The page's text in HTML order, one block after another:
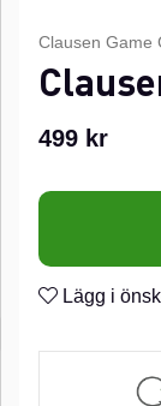
Clausen Game
499 kr
Lägg i